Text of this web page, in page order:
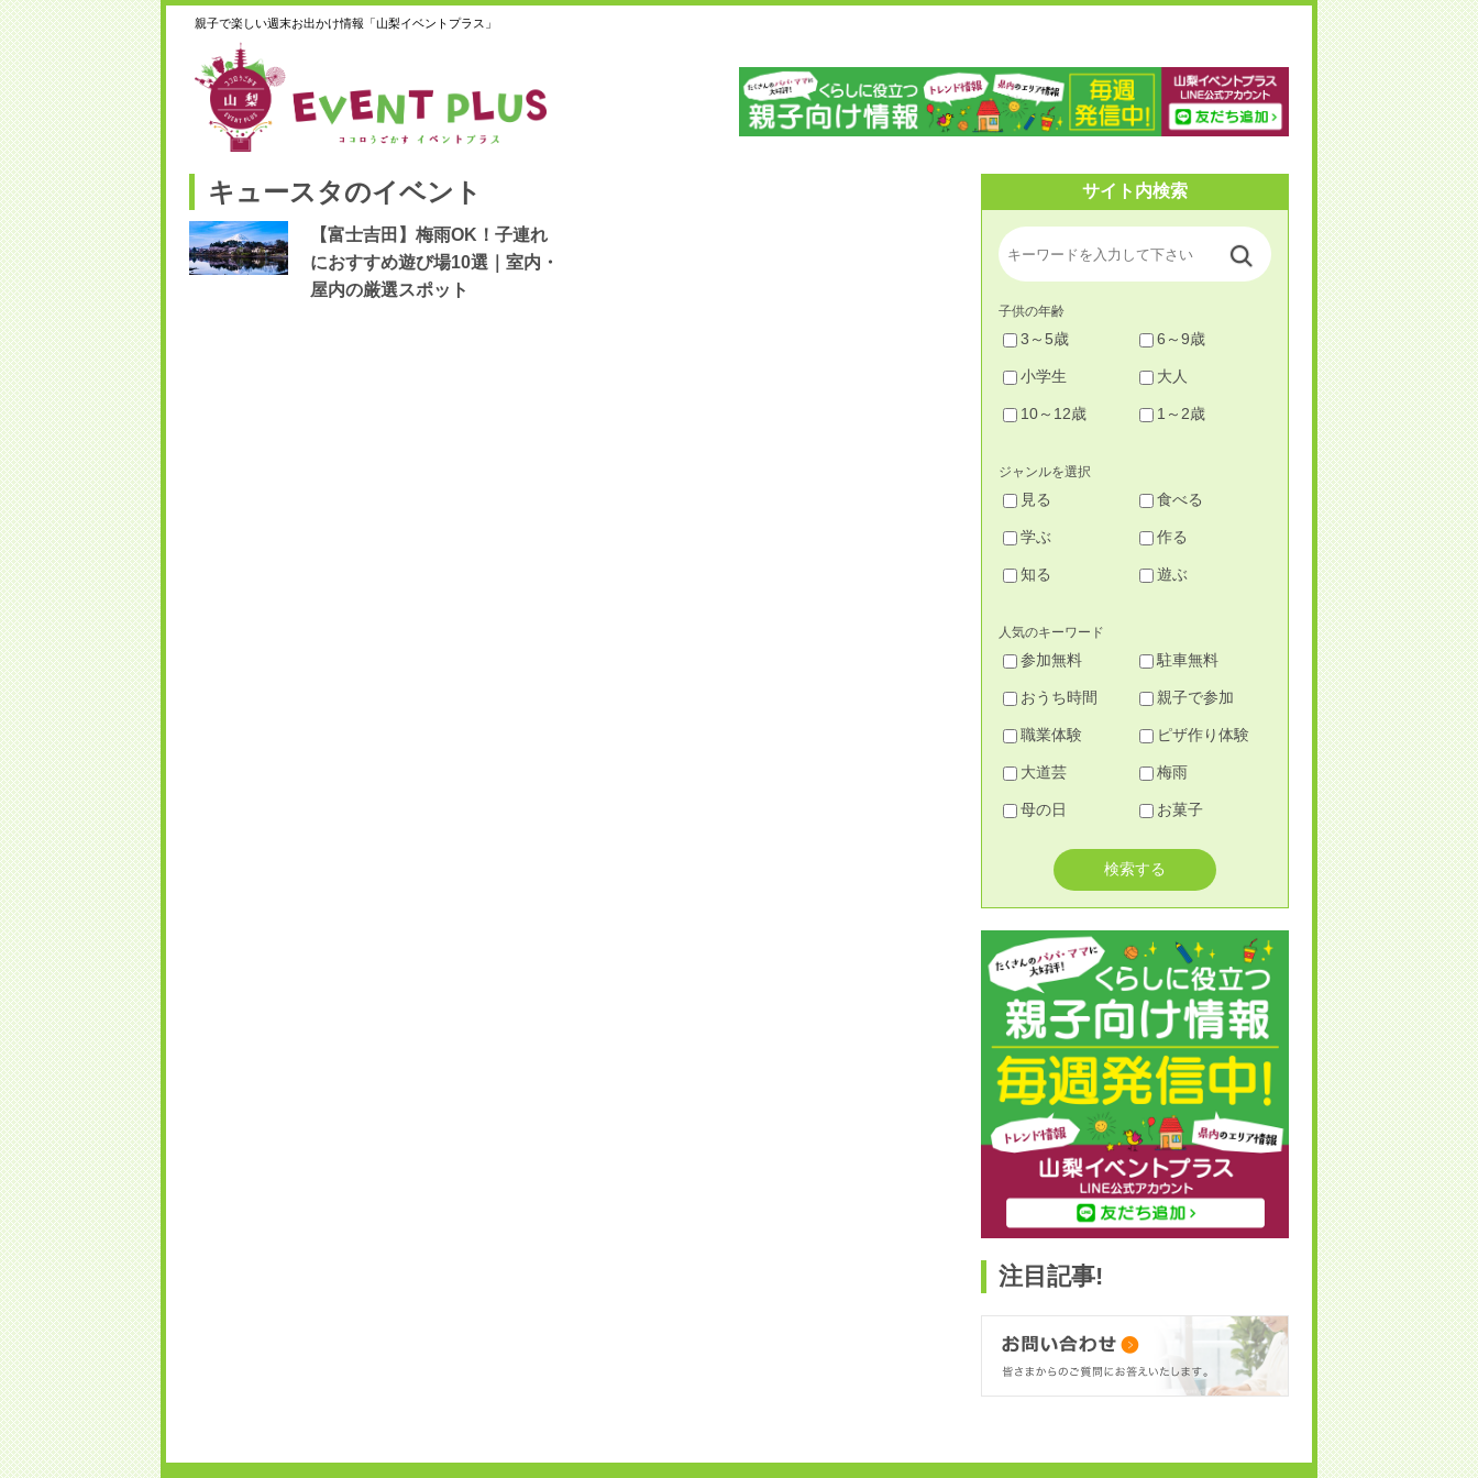
親子で楽しい週末お出かけ情報「山梨イベントプラス」
キュースタのイベント
【富士吉田】梅雨OK！子連れ
におすすめ遊び場10選｜室内・
屋内の厳選スポット
サイト内検索
子供の年齢
3～5歳 6～9歳
小学生 大人
10～12歳 1～2歳
ジャンルを選択
見る 食べる
学ぶ 作る
知る 遊ぶ
人気のキーワード
参加無料 駐車無料
おうち時間 親子で参加
職業体験 ピザ作り体験
大道芸 梅雨
母の日 お菓子
注目記事!